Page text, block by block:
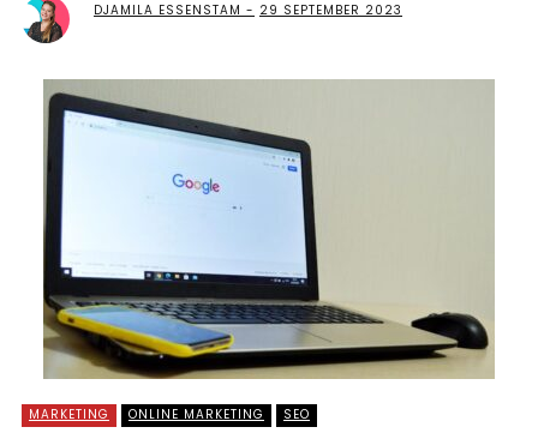
DJAMILA ESSENSTAM 29 SEPTEMBER 2023
MARKETING ONLINE MARKETING SEO